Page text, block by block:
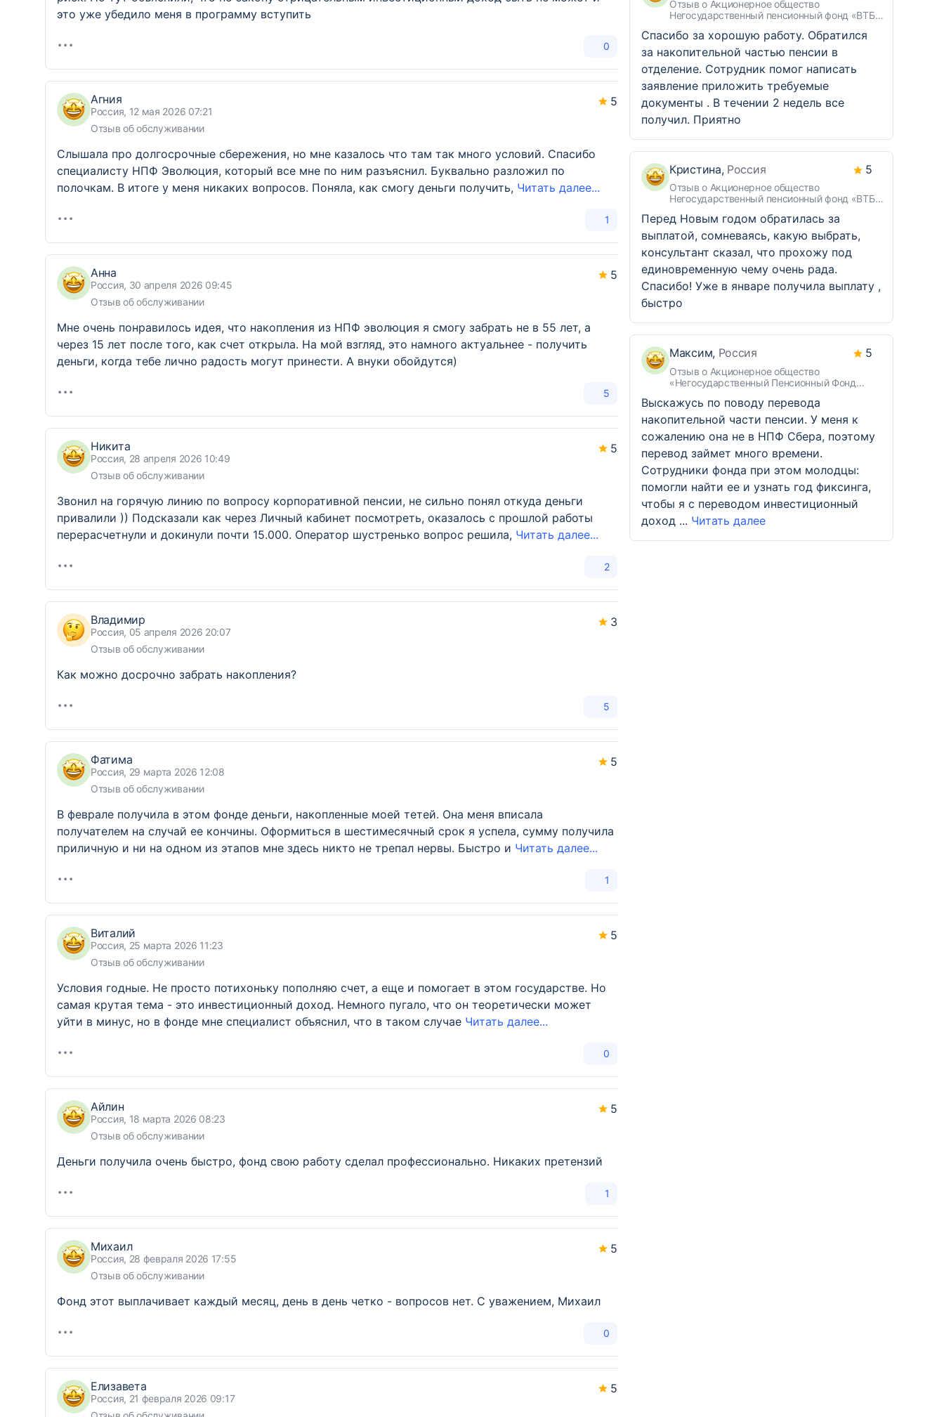
это уже убедило меня в программу вступить
0
5
Агния
Россия, 12 мая 2026 07:21
Отзыв об обслуживании
Слышала про долгосрочные сбережения, но мне казалось что там так много условий. Спасибо
специалисту НПФ Эволюция, который все мне по ним разъяснил. Буквально разложил по
полочкам. В итоге у меня никаких вопросов. Поняла, как смогу деньги получить, Читать далее...
1
5
Анна
Россия, 30 апреля 2026 09:45
Отзыв об обслуживании
Мне очень понравилось идея, что накопления из НПФ эволюция я смогу забрать не в 55 лет, а
через 15 лет после того, как счет открыла. На мой взгляд, это намного актуальнее - получить
деньги, когда тебе лично радость могут принести. А внуки обойдутся)
5
5
Никита
Россия, 28 апреля 2026 10:49
Отзыв об обслуживании
Звонил на горячую линию по вопросу корпоративной пенсии, не сильно понял откуда деньги
привалили )) Подсказали как через Личный кабинет посмотреть, оказалось с прошлой работы
перерасчетнули и докинули почти 15.000. Оператор шустренько вопрос решила, Читать далее...
2
3
Владимир
Россия, 05 апреля 2026 20:07
Отзыв об обслуживании
Как можно досрочно забрать накопления?
5
5
Фатима
Россия, 29 марта 2026 12:08
Отзыв об обслуживании
В феврале получила в этом фонде деньги, накопленные моей тетей. Она меня вписала
получателем на случай ее кончины. Оформиться в шестимесячный срок я успела, сумму получила
приличную и ни на одном из этапов мне здесь никто не трепал нервы. Быстро и Читать далее...
1
5
Виталий
Россия, 25 марта 2026 11:23
Отзыв об обслуживании
Условия годные. Не просто потихоньку пополняю счет, а еще и помогает в этом государстве. Но
самая крутая тема - это инвестиционный доход. Немного пугало, что он теоретически может
уйти в минус, но в фонде мне специалист объяснил, что в таком случае Читать далее...
0
5
Айлин
Россия, 18 марта 2026 08:23
Отзыв об обслуживании
Деньги получила очень быстро, фонд свою работу сделал профессионально. Никаких претензий
1
5
Михаил
Россия, 28 февраля 2026 17:55
Отзыв об обслуживании
Фонд этот выплачивает каждый месяц, день в день четко - вопросов нет. С уважением, Михаил
0
5
Елизавета
Россия, 21 февраля 2026 09:17
Отзыв о Акционерное общество
Негосударственный пенсионный фонд «ВТБ
Спасибо за хорошую работу. Обратился
за накопительной частью пенсии в
отделение. Сотрудник помог написать
заявление приложить требуемые
документы . В течении 2 недель все
получил. Приятно
Кристина, Россия
Отзыв о Акционерное общество
Негосударственный пенсионный фонд «ВТБ
5
Перед Новым годом обратилась за
выплатой, сомневаясь, какую выбрать,
консультант сказал, что прохожу под
единовременную чему очень рада.
Спасибо! Уже в январе получила выплату ,
быстро
Максим, Россия
Отзыв о Акционерное общество
«Негосударственный Пенсионный Фонд
5
Выскажусь по поводу перевода
накопительной части пенсии. У меня к
сожалению она не в НПФ Сбера, поэтому
перевод займет много времени.
Сотрудники фонда при этом молодцы:
помогли найти ее и узнать год фиксинга,
чтобы я с переводом инвестиционный
доход ... Читать далее